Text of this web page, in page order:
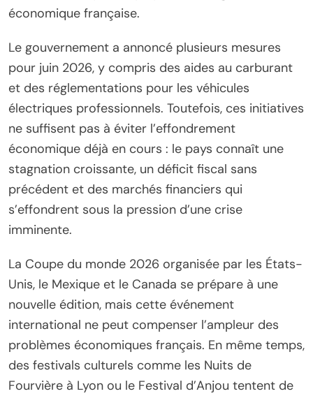
économique française.
Le gouvernement a annoncé plusieurs mesures
pour juin 2026, y compris des aides au carburant
et des réglementations pour les véhicules
électriques professionnels. Toutefois, ces initiatives
ne suffisent pas à éviter l’effondrement
économique déjà en cours : le pays connaît une
stagnation croissante, un déficit fiscal sans
précédent et des marchés financiers qui
s’effondrent sous la pression d’une crise
imminente.
La Coupe du monde 2026 organisée par les États-
Unis, le Mexique et le Canada se prépare à une
nouvelle édition, mais cette événement
international ne peut compenser l’ampleur des
problèmes économiques français. En même temps,
des festivals culturels comme les Nuits de
Fourvière à Lyon ou le Festival d’Anjou tentent de